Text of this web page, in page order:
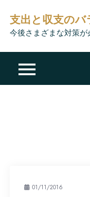
content
支出と収支のバ
今後さまざまな対策
01/11/2016